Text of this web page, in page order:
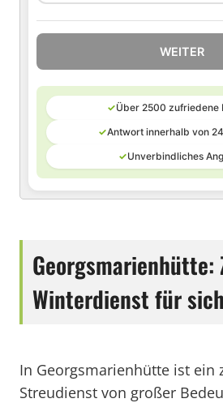
WEITER
✓Über 2500 zufriedene
✓Antwort innerhalb von
✓Unverbindliches
Georgsmarienhütte:
Winterdienst für
In Georgsmarienhütte ist ein
Streudienst von großer